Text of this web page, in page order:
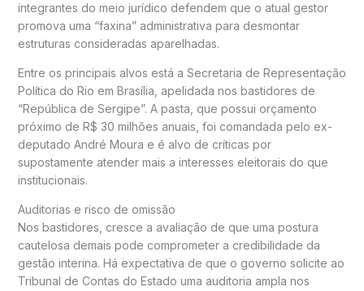
integrantes do meio jurídico defendem que o atual gestor
promova uma “faxina” administrativa para desmontar
estruturas consideradas aparelhadas.
Entre os principais alvos está a Secretaria de Representação
Política do Rio em Brasília, apelidada nos bastidores de
“República de Sergipe”. A pasta, que possui orçamento
próximo de R$ 30 milhões anuais, foi comandada pelo ex-
deputado André Moura e é alvo de críticas por
supostamente atender mais a interesses eleitorais do que
institucionais.
Auditorias e risco de omissão
Nos bastidores, cresce a avaliação de que uma postura
cautelosa demais pode comprometer a credibilidade da
gestão interina. Há expectativa de que o governo solicite ao
Tribunal de Contas do Estado uma auditoria ampla nos